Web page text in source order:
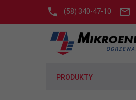
(58) 340-47-10
PRODUKTY